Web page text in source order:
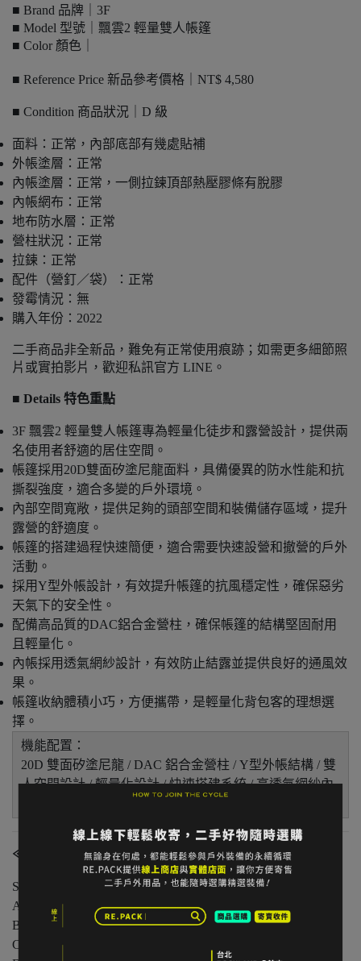
■ Brand 品牌｜3F
■ Model 型號｜飄雲2 輕量雙人帳篷
■ Color 顏色｜
■ Reference Price 新品參考價格｜NT$ 4,580
■ Condition 商品狀況｜D 級
面料：正常，內部底部有幾處貼補
外帳塗層：正常
內帳塗層：正常，一側拉鍊頂部熱壓膠條有脫膠
內帳網布：正常
地布防水層：正常
營柱狀況：正常
拉鍊：正常
配件（營釘／袋）：正常
發霉情況：無
購入年份：2022
二手商品非全新品，難免有正常使用痕跡；如需更多細節照
片或實拍影片，歡迎私訊官方 LINE。
■ Details 特色重點
3F 飄雲2 輕量雙人帳篷專為輕量化徒步和露營設計，提供兩
名使用者舒適的居住空間。
帳篷採用20D雙面矽塗尼龍面料，具備優異的防水性能和抗
撕裂強度，適合多變的戶外環境。
內部空間寬敞，提供足夠的頭部空間和裝備儲存區域，提升
露營的舒適度。
帳篷的搭建過程快速簡便，適合需要快速設營和撤營的戶外
活動。
採用Y型外帳設計，有效提升帳篷的抗風穩定性，確保惡劣
天氣下的安全性。
配備高品質的DAC鋁合金營柱，確保帳篷的結構堅固耐用
且輕量化。
內帳採用透氣網紗設計，有效防止結露並提供良好的通風效
果。
帳篷收納體積小巧，方便攜帶，是輕量化背包客的理想選
擇。
機能配置：
20D 雙面矽塗尼龍 / DAC 鋁合金營柱 / Y型外帳結構 / 雙
人空間設計 / 輕量化設計 / 快速搭建系統 / 高透氣網紗內
≪商品狀態分級≫
S 級｜全新未使用
A 級｜輕微著用痕跡，無明顯損傷
B 級｜中度著用痕跡，功能正常
C 級｜明顯使用痕跡或外觀瑕疵但功能無虞